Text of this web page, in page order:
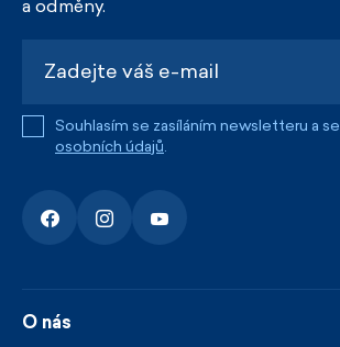
a odměny.
Souhlasím se zasíláním newsletteru a se
osobních údajů.
O nás